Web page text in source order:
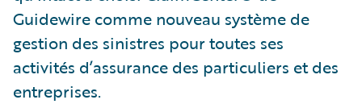
Guidewire comme nouveau système de
gestion des sinistres pour toutes ses
activités d’assurance des particuliers et des
entreprises.